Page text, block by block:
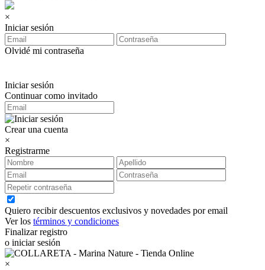
×
Iniciar sesión
Olvidé mi contraseña
Iniciar sesión
Continuar como invitado
Crear una cuenta
×
Registrarme
Quiero recibir descuentos exclusivos y novedades por email
Ver los términos y condiciones
Finalizar registro
o iniciar sesión
×